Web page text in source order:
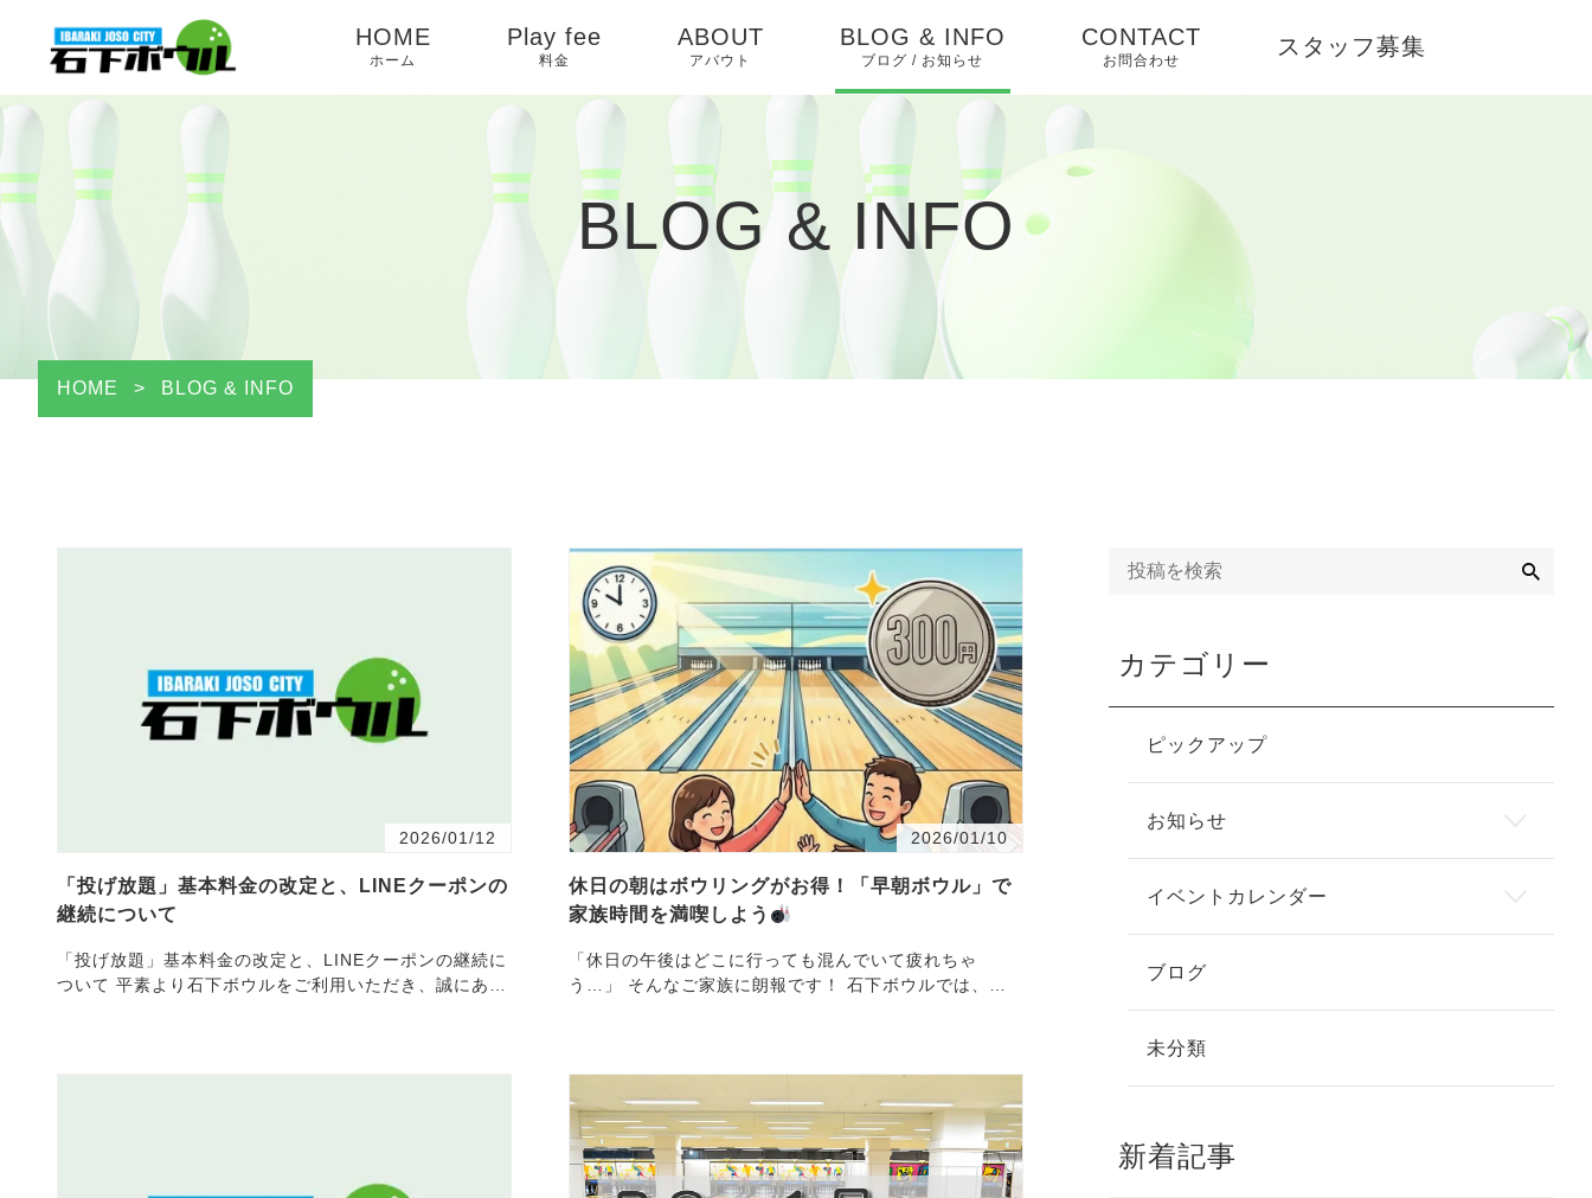
HOME
ホーム
Play fee
料金
ABOUT
アバウト
BLOG & INFO
ブログ / お知らせ
お知らせ
ピックアップ
イベントカレンダー
CONTACT
お問合わせ
スタッフ募集
BLOG & INFO
HOME > BLOG & INFO
2026/01/12
「投げ放題」基本料金の改定と、LINEクーポンの
継続について
「投げ放題」基本料金の改定と、LINEクーポンの継続に
ついて 平素より石下ボウルをご利用いただき、誠にあり
2026/01/10
休日の朝はボウリングがお得！「早朝ボウル」で
家族時間を満喫しよう
「休日の午後はどこに行っても混んでいて疲れちゃ
う…」 そんなご家族に朗報です！ 石下ボウルでは、朝
カテゴリー
ピックアップ
お知らせ
イベントカレンダー
ブログ
未分類
新着記事